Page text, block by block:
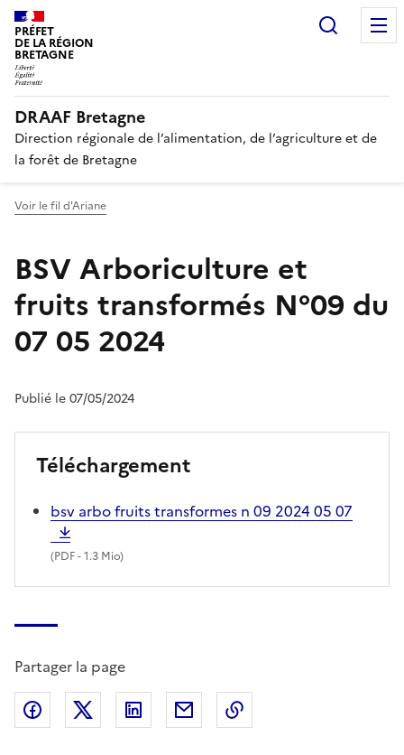
PRÉFET
DE LA RÉGION
BRETAGNE
DRAAF Bretagne
Direction régionale de l’alimentation, de l’agriculture et de
la forêt de Bretagne
Voir le fil d'Ariane
BSV Arboriculture et
fruits transformés N°09 du
07 05 2024
Publié le 07/05/2024
Téléchargement
bsv arbo fruits transformes n 09 2024 05 07
(PDF- 1.3 Mio)
Partager la page
Partager sur Facebook
Partager sur X (anciennement Twitter)
Partager sur LinkedIn
Partager par email